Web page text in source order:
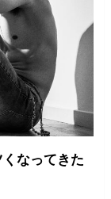
くなってきた